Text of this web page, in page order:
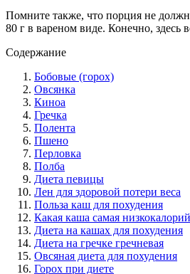
Помните также, что порция не
80 г в вареном виде. Конечно, здесь
Содержание
Бобовые (горох)
Овсянка
Киноа
Гречка
Полента
Пшено
Перловка
Полба
Диета певицы
Лен для здоровой потери веса
Польза каш для похудения
Какая каша самая
Диета на кашах для похудения
Диета на гречке гречневая
Овсяная диета для похудения
Горох при диете